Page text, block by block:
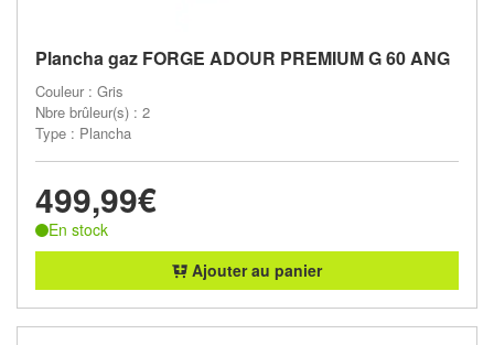
Plancha gaz FORGE ADOUR PREMIUM G 60 ANG
Couleur : Gris
Nbre brûleur(s) : 2
Type : Plancha
499,99€
En stock
Ajouter au panier